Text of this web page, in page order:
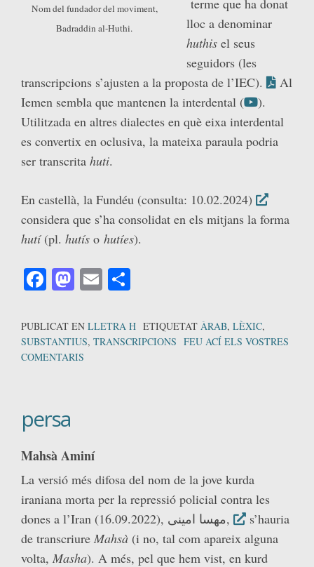
Nom del fundador del moviment,
Badraddin al-Huthi.
terme que ha donat
lloc a denominar
huthis el seus
seguidors (les
transcripcions s’ajusten a la proposta de l’IEC).
Al
Iemen sembla que mantenen la interdental (
).
Utilitzada en altres dialectes en què eixa interdental
es convertix en oclusiva, la mateixa paraula podria
ser transcrita huti.
En castellà, la Fundéu (consulta: 10.02.2024)
considera que s’ha consolidat en els mitjans la forma
hutí(pl. hutís o hutíes).
Facebook
Mastodon
Email
PUBLICAT EN LLETRA H ETIQUETAT ÀRAB, LÈXIC,
SUBSTANTIUS, TRANSCRIPCIONS FEU ACÍ ELS VOSTRES
COMENTARIS
persa
Mahsà Aminí
La versió més difosa del nom de la jove kurda
iraniana morta per la repressió policial contra les
dones a l’Iran (16.09.2022), مهسا امینی,
s’hauria
de transcriure Mahsà (i no, tal com apareix alguna
volta, Masha). A més, pel que hem vist, en kurd